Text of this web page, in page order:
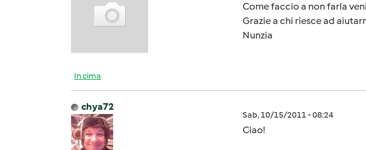
Come faccio a non farla
Grazie a chi riesce ad
Nunzia
In cima
chya72
Sab, 10/15/2011 - 08:24
Ciao!